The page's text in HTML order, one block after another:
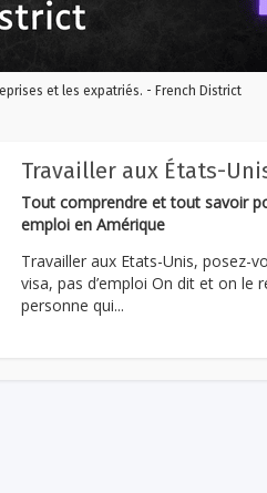
et les expatriés. - French District
Travailler aux États-
Tout comprendre et tout savoir
emploi en Amérique
Travailler aux Etats-Unis, posez-
visa, pas d’emploi On dit et on le
personne qui...